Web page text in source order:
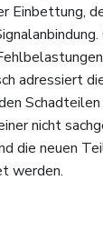
Einbettung,
adressiert
Schadteilen
nicht
die neuen
werden.